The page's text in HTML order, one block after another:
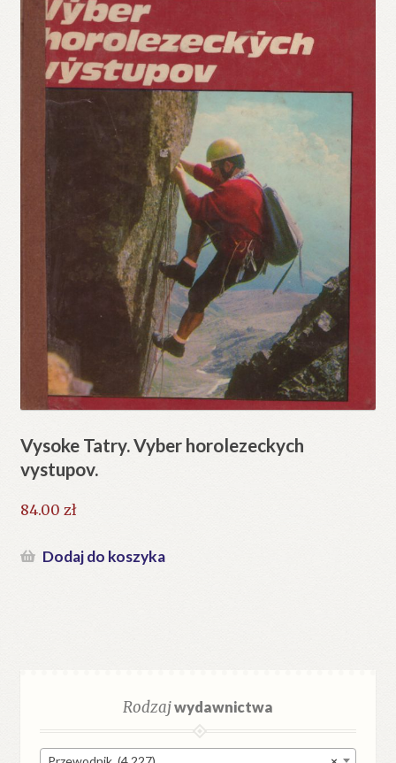
Vysoke Tatry. Vyber horolezeckych
vystupov.
84.00 zł
Dodaj do koszyka
Rodzajwydawnictwa